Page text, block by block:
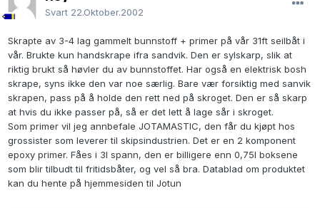
Svart 22.Oktober.2002
Skrapte av 3-4 lag gammelt bunnstoff + primer på vår 31ft seilbåt i
vår. Brukte kun handskrape ifra sandvik. Den er sylskarp, slik at
riktig brukt så høvler du av bunnstoffet. Har også en elektrisk bosh
skrape, syns ikke den var noe særlig. Bare vær forsiktig med sanvik
skrapen, pass på å holde den rett ned på skroget. Den er så skarp
at hvis du ikke passer på, så er det lett å lage sår i skroget.
Som primer vil jeg annbefale JOTAMASTIC, den får du kjøpt hos
grossister som leverer til skipsindustrien. Det er en 2 komponent
epoxy primer. Fåes i 3l spann, den er billigere enn 0,75l boksene
som blir tilbudt til fritidsbåter, og vel så bra. Datablad om produktet
kan du hente på hjemmesiden til Jotun